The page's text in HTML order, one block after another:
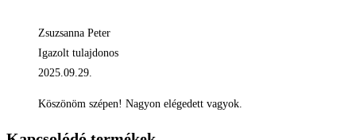
Zsuzsanna Peter
Igazolt tulajdonos
2025.09.29.
Köszönöm szépen! Nagyon elégedett vagyok.